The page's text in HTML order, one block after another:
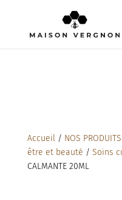
Accueil/ NOS PRODUITS
être et beauté / Soins
CALMANTE 20ML